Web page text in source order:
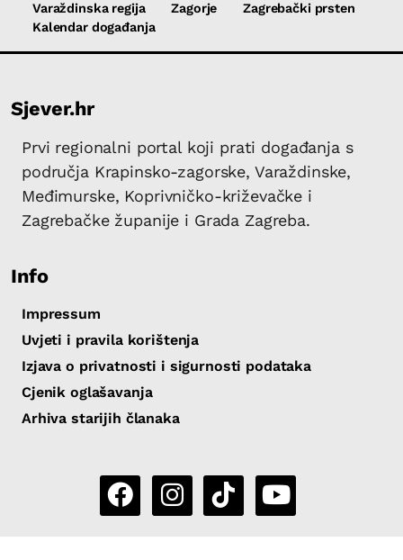
Varaždinska regija
Zagorje
Zagrebački prsten
Kalendar događanja
Sjever.hr
Prvi regionalni portal koji prati događanja s
područja Krapinsko-zagorske, Varaždinske,
Međimurske, Koprivničko-križevačke i
Zagrebačke županije i Grada Zagreba.
Info
Impressum
Uvjeti i pravila korištenja
Izjava o privatnosti i sigurnosti podataka
Cjenik oglašavanja
Arhiva starijih članaka